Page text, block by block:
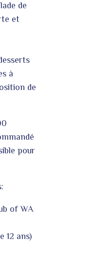
de
et
à
de
pour
of WA
12 ans)